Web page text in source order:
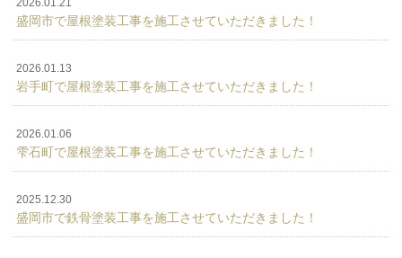
2026.01.21
盛岡市で屋根塗装工事を施工させていただきました！
2026.01.13
岩手町で屋根塗装工事を施工させていただきました！
2026.01.06
雫石町で屋根塗装工事を施工させていただきました！
2025.12.30
盛岡市で鉄骨塗装工事を施工させていただきました！